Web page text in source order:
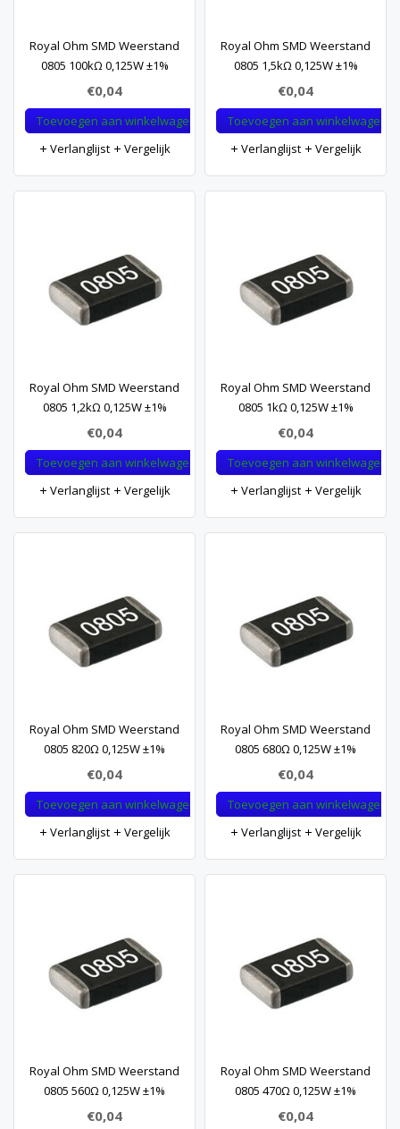
Royal Ohm SMD Weerstand
0805 100kΩ 0,125W ±1%
€0,04
Toevoegen aan winkelwagen
Verlanglijst
Vergelijk
Royal Ohm SMD Weerstand
0805 1,5kΩ 0,125W ±1%
€0,04
Toevoegen aan winkelwagen
Verlanglijst
Vergelijk
Royal Ohm SMD Weerstand
0805 1,2kΩ 0,125W ±1%
€0,04
Toevoegen aan winkelwagen
Verlanglijst
Vergelijk
Royal Ohm SMD Weerstand
0805 1kΩ 0,125W ±1%
€0,04
Toevoegen aan winkelwagen
Verlanglijst
Vergelijk
Royal Ohm SMD Weerstand
0805 820Ω 0,125W ±1%
€0,04
Toevoegen aan winkelwagen
Verlanglijst
Vergelijk
Royal Ohm SMD Weerstand
0805 680Ω 0,125W ±1%
€0,04
Toevoegen aan winkelwagen
Verlanglijst
Vergelijk
Royal Ohm SMD Weerstand
0805 560Ω 0,125W ±1%
€0,04
Royal Ohm SMD Weerstand
0805 470Ω 0,125W ±1%
€0,04